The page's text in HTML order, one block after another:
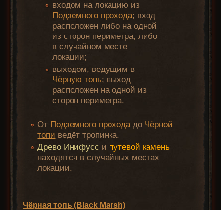
входом на локацию из
Подземного прохода; вход
расположен либо на одной
из сторон периметра, либо
в случайном месте
локации;
выходом, ведущим в
Чёрную топь; выход
расположен на одной из
сторон периметра.
От Подземного проходадо Чёрной
топи ведёт тропинка.
Древо Инифусс и путевой камень
находятся в случайных местах
локации.
Чёрная топь (Black Marsh)